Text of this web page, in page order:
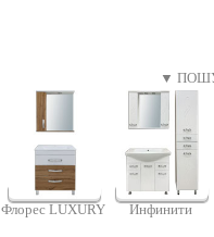
▼
Флорес LUXURY Инфинити